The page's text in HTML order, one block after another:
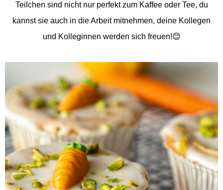
Teilchen sind nicht nur perfekt zum Kaffee oder Tee, du
kannst sie auch in die Arbeit mitnehmen, deine Kollegen
und Kolleginnen werden sich freuen!😊